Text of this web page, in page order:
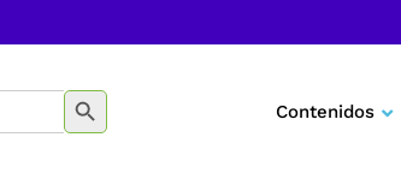
BOTÓN DE BÚSQUEDA
Contenidos